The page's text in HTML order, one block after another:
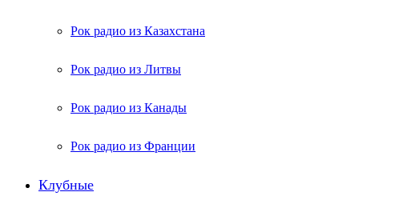
Рок радио из Казахстана
Рок радио из Литвы
Рок радио из Канады
Рок радио из Франции
Клубные